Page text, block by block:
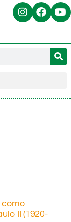
como
II (1920-